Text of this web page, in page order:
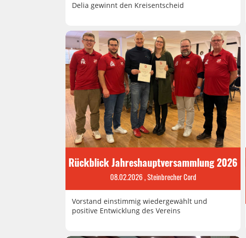
Delia gewinnt den Kreisentscheid
Rückblick Jahreshauptversammlung 2026
08.02.2026, Steinbrecher Cord
Vorstand einstimmig wiedergewählt und
positive Entwicklung des Vereins